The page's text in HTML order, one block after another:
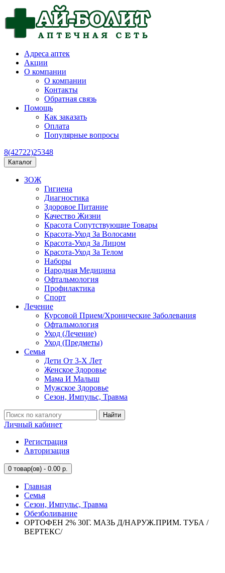
Адреса аптек
Акции
О компании
О компании
Контакты
Обратная связь
Помощь
Как заказать
Оплата
Популярные вопросы
8(42722)25348
Каталог
ЗОЖ
Гигиена
Диагностика
Здоровое Питание
Качество Жизни
Красота Сопутствующие Товары
Красота-Уход За Волосами
Красота-Уход За Лицом
Красота-Уход За Телом
Наборы
Народная Медицина
Офтальмология
Профилактика
Спорт
Лечение
Курсовой Прием/Хронические Заболевания
Офтальмология
Уход (Лечение)
Уход (Предметы)
Семья
Дети От 3-Х Лет
Женское Здоровье
Мама И Малыш
Мужское Здоровье
Сезон, Импульс, Травма
Найти
Личный кабинет
Регистрация
Авторизация
0 товар(ов) - 0.00 р.
Главная
Семья
Сезон, Импульс, Травма
Обезболивание
ОРТОФЕН 2% 30Г. МАЗЬ Д/НАРУЖ.ПРИМ. ТУБА /
ВЕРТЕКС/